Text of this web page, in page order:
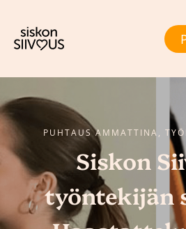
PUHTAUS AMMATTINA,
Siskon
työntekijän